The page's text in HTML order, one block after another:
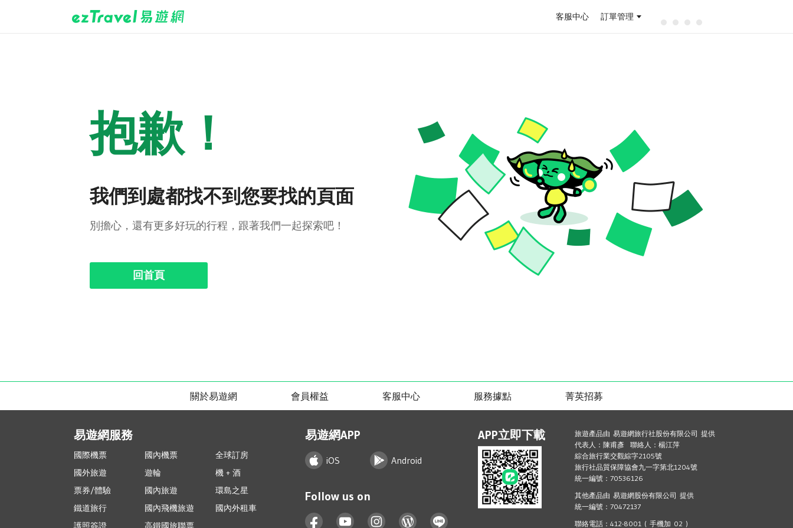
客服中心 訂單管理
抱歉！
我們到處都找不到您要找的頁面
別擔心，還有更多好玩的行程，跟著我們一起探索吧！
回首頁
關於易遊網 會員權益 客服中心 服務據點 菁英招募
易遊網服務
國際機票 國內機票
全球訂房
國外旅遊
遊輪
機 + 酒
票券/體驗
國內旅遊
環島之星
鐵道旅行
國內飛機旅遊
國內外租車
護照簽證
高鐵國旅聯票
易遊網APP
iOS Android
Follow us on
APP立即下載
旅遊產品由 易遊網旅行社股份有限公司 提供
代表人：陳甫彥 聯絡人：楊江萍
綜合旅行業交觀綜字2105號
旅行社品質保障協會九一字第北1204號
統一編號：70536126
其他產品由 易遊網股份有限公司 提供
統一編號：70472137
聯絡電話：412-8001 ( 手機加 02 )